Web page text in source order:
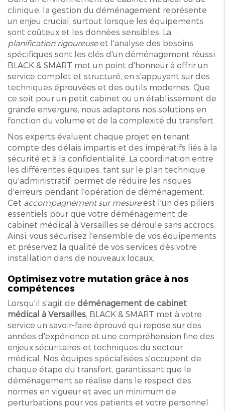
clinique, la gestion du déménagement représente
un enjeu crucial, surtout lorsque les équipements
sont coûteux et les données sensibles. La
planification rigoureuseet l'analyse des besoins
spécifiques sont les clés d'un déménagement réussi.
BLACK & SMART met un point d'honneur à offrir un
service complet et structuré, en s'appuyant sur des
techniques éprouvées et des outils modernes. Que
ce soit pour un petit cabinet ou un établissement de
grande envergure, nous adaptons nos solutions en
fonction du volume et de la complexité du transfert.
Nos experts évaluent chaque projet en tenant
compte des délais impartis et des impératifs liés à la
sécurité et à la confidentialité. La coordination entre
les différentes équipes, tant sur le plan technique
qu'administratif, permet de réduire les risques
d'erreurs pendant l'opération de déménagement.
Cet accompagnement sur mesureest l'un des piliers
essentiels pour que votre déménagement de
cabinet médical à Versailles se déroule sans accrocs.
Ainsi, vous sécurisez l'ensemble de vos équipements
et préservez la qualité de vos services dès votre
installation dans de nouveaux locaux.
Optimisez votre mutation grâce à nos
compétences
Lorsqu'il s'agit de déménagement de cabinet
médical à Versailles, BLACK & SMART met à votre
service un savoir-faire éprouvé qui repose sur des
années d'expérience et une compréhension fine des
enjeux sécuritaires et techniques du secteur
médical. Nos équipes spécialisées s'occupent de
chaque étape du transfert, garantissant que le
déménagement se réalise dans le respect des
normes en vigueur et avec un minimum de
perturbations pour vos patients et votre personnel.